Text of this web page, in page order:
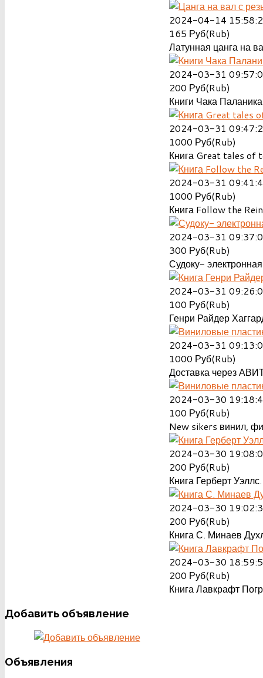
2024-04-14
165 Руб(Rub)
Латунная цанга на
2024-03-31
200 Руб(Rub)
Книги Чака
2024-03-31
1000 Руб(Rub)
Книга Great tales of
2024-03-31
1000 Руб(Rub)
Книга Follow the
2024-03-31
300 Руб(Rub)
Судоку-
2024-03-31
100 Руб(Rub)
Генри Райдер
2024-03-31
1000 Руб(Rub)
Доставка через
2024-03-30
100 Руб(Rub)
New sikers винил,
2024-03-30
200 Руб(Rub)
Книга Герберт
2024-03-30
200 Руб(Rub)
Книга С. Минаев
2024-03-30
200 Руб(Rub)
Книга Лавкрафт
Добавить объявление
Объявления